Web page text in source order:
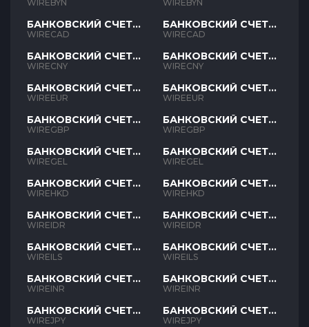
WIREBYN
БАНКОВСКИЙ СЧЕТ
CAD
WIRECAD
БАНКОВСКИЙ СЧЕТ
CNY
WIRECNY
БАНКОВСКИЙ СЧЕТ
EUR
WIREEUR
БАНКОВСКИЙ СЧЕТ
GBP
WIREGBP
БАНКОВСКИЙ СЧЕТ
GEL
WIREGEL
БАНКОВСКИЙ СЧЕТ
HKD
WIREHKD
БАНКОВСКИЙ СЧЕТ
IDR
WIREIDR
БАНКОВСКИЙ СЧЕТ
ILS
WIREILS
БАНКОВСКИЙ СЧЕТ
INR
WIREINR
БАНКОВСКИЙ СЧЕТ
JPY
WIREJPY
WIREBYN
БАНКОВСКИЙ СЧЕТ
CAD
WIRECAD
БАНКОВСКИЙ СЧЕТ
CNY
WIRECNY
БАНКОВСКИЙ СЧЕТ
EUR
WIREEUR
БАНКОВСКИЙ СЧЕТ
GBP
WIREGBP
БАНКОВСКИЙ СЧЕТ
GEL
WIREGEL
БАНКОВСКИЙ СЧЕТ
HKD
WIREHKD
БАНКОВСКИЙ СЧЕТ
IDR
WIREIDR
БАНКОВСКИЙ СЧЕТ
ILS
WIREILS
БАНКОВСКИЙ СЧЕТ
INR
WIREINR
БАНКОВСКИЙ СЧЕТ
JPY
WIREJPY